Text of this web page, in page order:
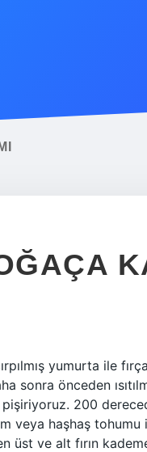
yumurta ile
önceden
200
veya haşhaş tohumu
üst ve alt fırın